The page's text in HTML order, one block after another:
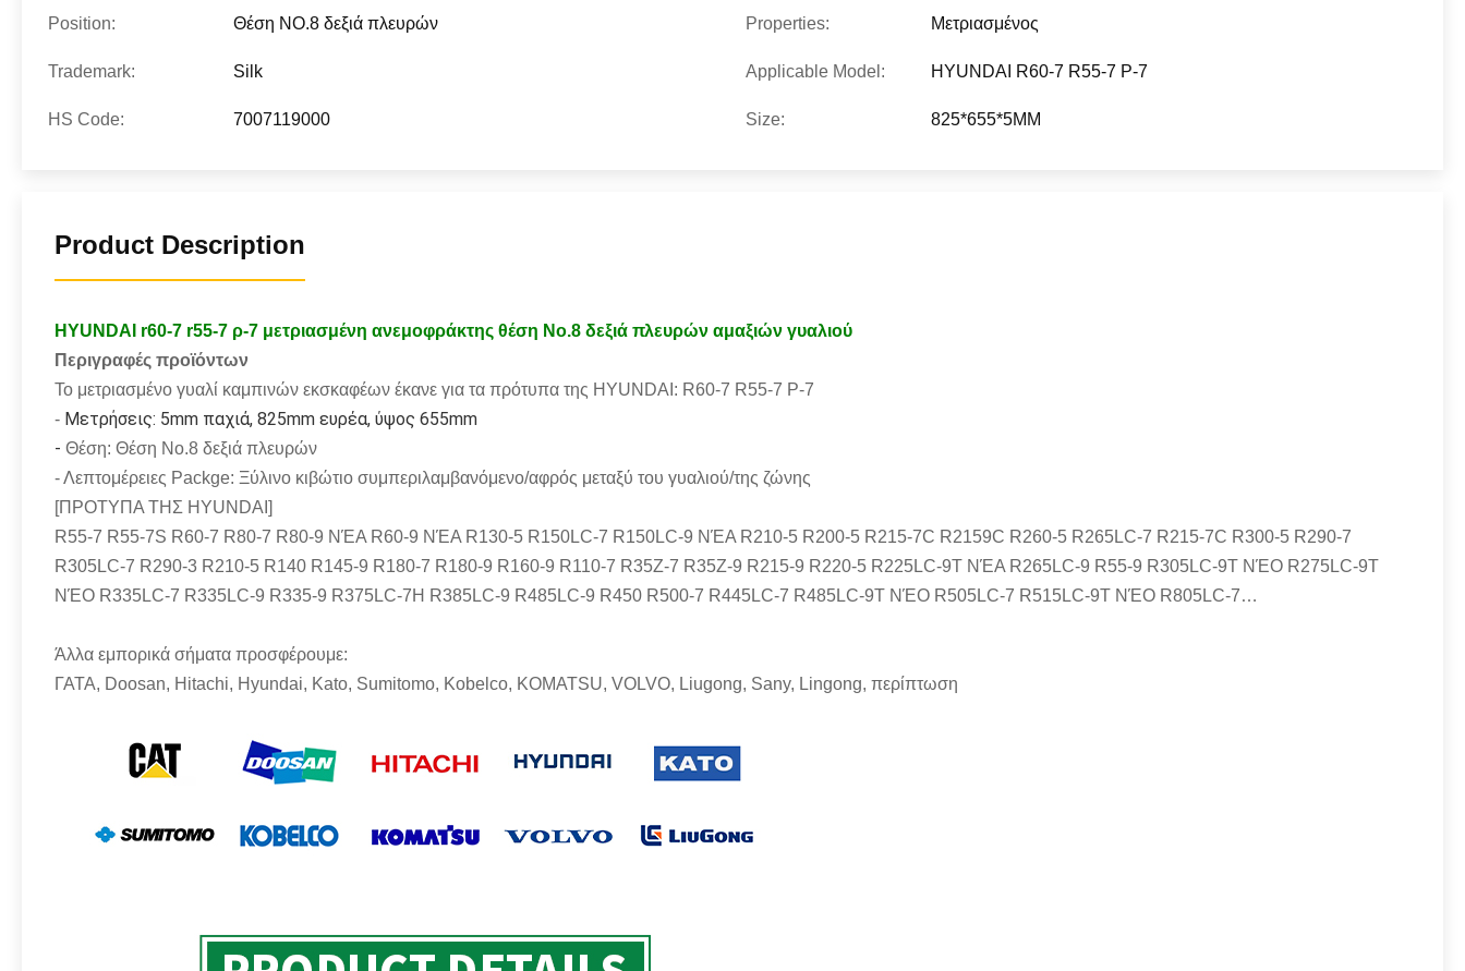
Position: Θέση NO.8 δεξιά πλευρών Properties: Μετριασμένος
Trademark: Silk Applicable Model: HYUNDAI R60-7 R55-7 Ρ-7
HS Code: 7007119000 Size: 825*655*5MM
Product Description
HYUNDAI r60-7 r55-7 ρ-7 μετριασμένη ανεμοφράκτης θέση No.8 δεξιά πλευρών αμαξιών γυαλιού
Περιγραφές προϊόντων
Το μετριασμένο γυαλί καμπινών εκσκαφέων έκανε για τα πρότυπα της HYUNDAI: R60-7 R55-7 Ρ-7
- Μετρήσεις: 5mm παχιά, 825mm ευρέα, ύψος 655mm
- Θέση: Θέση No.8 δεξιά πλευρών
- Λεπτομέρειες Packge: Ξύλινο κιβώτιο συμπεριλαμβανόμενο/αφρός μεταξύ του γυαλιού/της ζώνης
[ΠΡΟΤΥΠΑ ΤΗΣ HYUNDAI]
R55-7 R55-7S R60-7 R80-7 R80-9 ΝΈΑ R60-9 ΝΈΑ R130-5 R150LC-7 R150LC-9 ΝΈΑ R210-5 R200-5 R215-7C R2159C R260-5 R265LC-7 R215-7C R300-5 R290-7
R305LC-7 R290-3 R210-5 R140 R145-9 R180-7 R180-9 R160-9 R110-7 R35Z-7 R35Z-9 R215-9 R220-5 R225LC-9T ΝΈΑ R265LC-9 R55-9 R305LC-9T ΝΈΟ R275LC-9T
ΝΈΟ R335LC-7 R335LC-9 R335-9 R375LC-7H R385LC-9 R485LC-9 R450 R500-7 R445LC-7 R485LC-9T ΝΈΟ R505LC-7 R515LC-9T ΝΈΟ R805LC-7…
Άλλα εμπορικά σήματα προσφέρουμε:
ΓΑΤΑ, Doosan, Hitachi, Hyundai, Kato, Sumitomo, Kobelco, KOMATSU, VOLVO, Liugong, Sany, Lingong, περίπτωση